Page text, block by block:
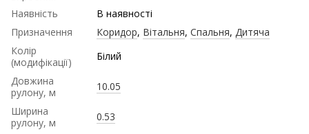
Наявність
В наявності
Призначення
Коридор, Вітальня, Спальня, Дитяча
Колір
(модифікації)
Білий
Довжина
рулону, м
10.05
Ширина
рулону, м
0.53